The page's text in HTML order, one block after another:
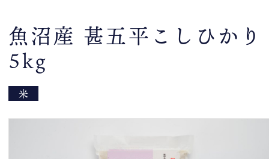
魚沼産 甚五平こしひかり
5kg
米